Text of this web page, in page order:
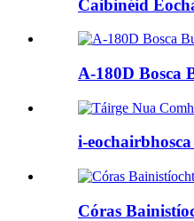
Caibinéid
A-180D Bosca
i-
Córas